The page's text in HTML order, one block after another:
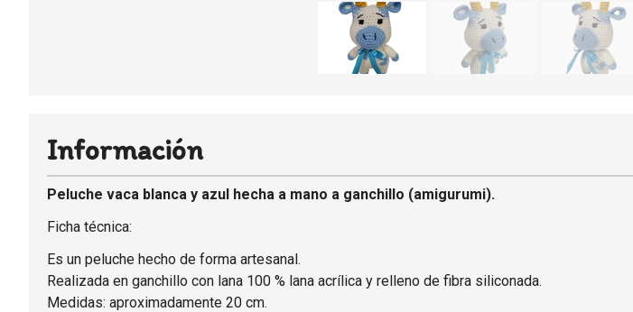
Información
Peluche vaca blanca y azul hecha a mano a ganchillo (amigurumi).
Ficha técnica:
Es un peluche hecho de forma artesanal.
Realizada en ganchillo con lana 100 % lana acrílica y relleno de fibra siliconada.
Medidas: aproximadamente 20 cm.